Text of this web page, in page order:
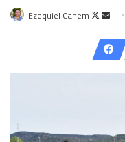
Ezequiel Ganem
Follow
X
Send